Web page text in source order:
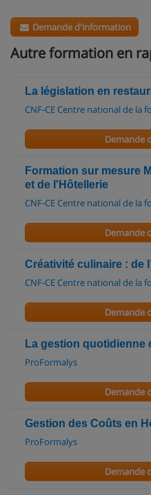
Demande d'information
Autre formation en
La législation en
CNF-CE Centre national de la
Demande
Formation sur mesure
et de l'Hôtellerie
CNF-CE Centre national de la
Demande
Créativité culinaire : de
CNF-CE Centre national de la
Demande
La gestion quotidienne
ProFormalys
Demande
Gestion des Coûts en
ProFormalys
Demande